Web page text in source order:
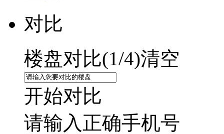
对比
楼盘对比(1/4)清空
开始对比
请输入正确手机号